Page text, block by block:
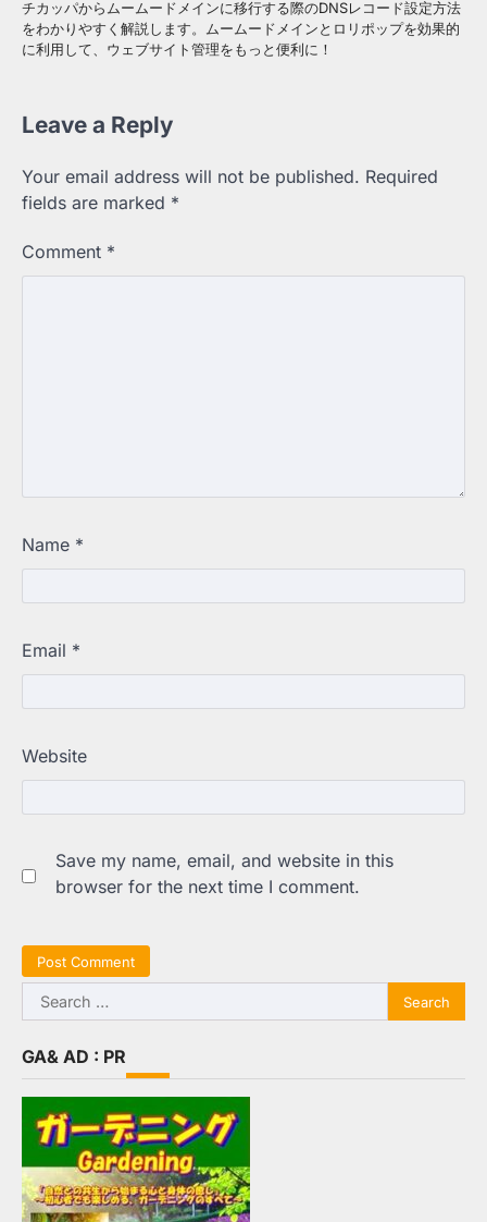
チカッパからムームードメインに移行する際のDNSレコード設定方法
をわかりやすく解説します。ムームードメインとロリポップを効果的
に利用して、ウェブサイト管理をもっと便利に！
Leave a Reply
Your email address will not be published. Required
fields are marked *
Comment *
Name *
Email *
Website
Save my name, email, and website in this
browser for the next time I comment.
Search
for:
GA& AD : PR